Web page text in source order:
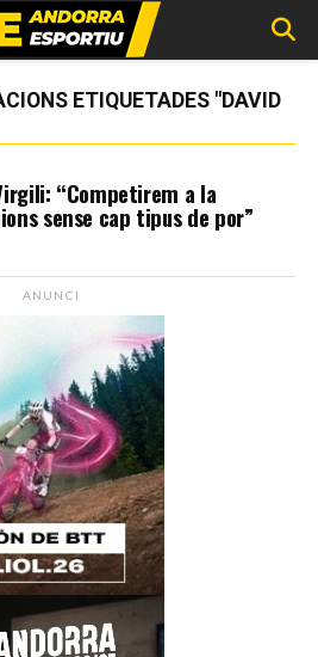
ETIQUETADES "DAVID
“Competirem a la
sense cap tipus de por”
ANUNCI